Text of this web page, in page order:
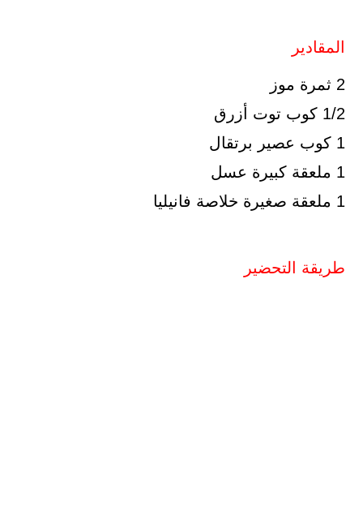
المقادير
2 ثمرة موز
1/2 كوب توت أزرق
1 كوب عصير برتقال
1 ملعقة كبيرة عسل
1 ملعقة صغيرة خلاصة فانيليا
طريقة التحضير